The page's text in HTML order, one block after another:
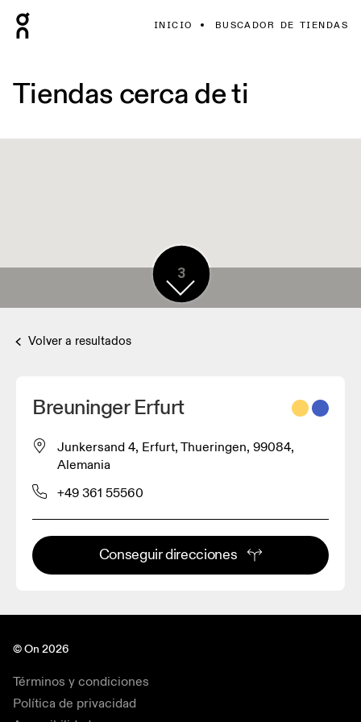
INICIO BUSCADOR DE TIENDAS
Tiendas cerca de ti
3
Volver a resultados
Breuninger Erfurt
Junkersand 4, Erfurt, Thueringen, 99084,
Alemania
+49 361 55560
Conseguir direcciones
© On 2026
Términos y condiciones
Política de privacidad